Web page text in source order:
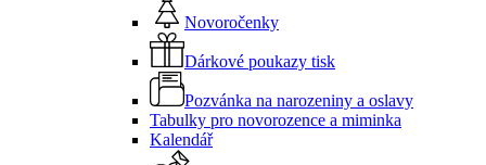
Novoročenky
Dárkové poukazy tisk
Pozvánka na narozeniny a oslavy
Tabulky pro novorozence a miminka
Kalendář